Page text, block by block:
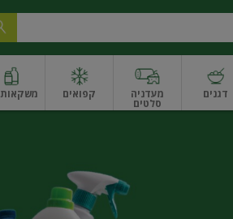
דגנים מעדניה
סלטים
ונקניקים
קפואים משקאות
פירות יבשים בתפזורתפיצוחים, אגוזים